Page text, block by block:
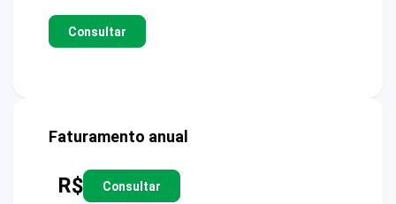
Consultar
Faturamento anual
R$ Consultar